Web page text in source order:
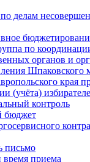
делам
по
органов и
Шпаковского
края
(учёта)
контроль
бюджет
письмо
приема